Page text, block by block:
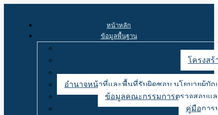
หน้าหลัก
ข้อมูลพื้นฐาน
โครงสร้
อำนาจหน้าที่และพื้นที่รับผิดชอบ นโยบายผู้บั
ข้อมูลคณะกรรมการตรวจสอบแล
คู่มือการ